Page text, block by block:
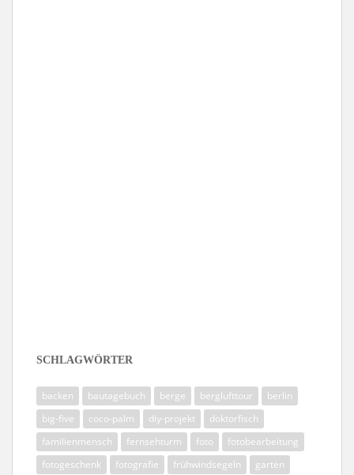
SCHLAGWÖRTER
backen bautagebuch berge berglufttour
berlin
big-five
coco-palm diy-projekt
doktorfisch
familienmensch
fernsehturm foto
fotobearbeitung
fotogeschenk
fotografie frühwindsegeln
garten